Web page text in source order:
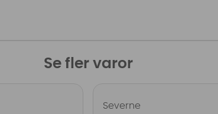
Se fler varor
Severne